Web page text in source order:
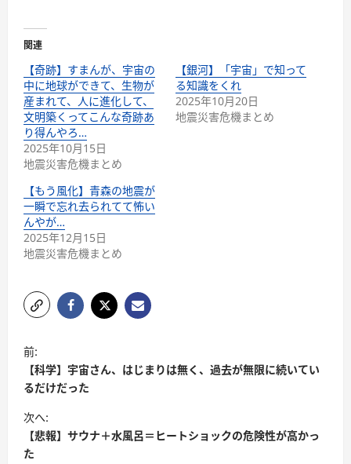
関連
【奇跡】すまんが、宇宙の
中に地球ができて、生物が
産まれて、人に進化して、
文明築くってこんな奇跡あ
り得んやろ…
2025年10月15日
地震災害危機まとめ
【銀河】「宇宙」で知って
る知識をくれ
2025年10月20日
地震災害危機まとめ
【もう風化】青森の地震が
一瞬で忘れ去られてて怖い
んやが…
2025年12月15日
地震災害危機まとめ
前:
【科学】宇宙さん、はじまりは無く、過去が無限に続いてい
るだけだった
次へ:
【悲報】サウナ＋水風呂＝ヒートショックの危険性が高かっ
た